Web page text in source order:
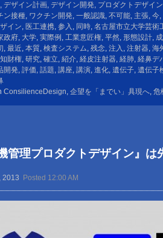
, デザイン計画, デザイン開発, プロダクトデザイン
ン接種, ワクチン開発, 一般認識, 不可能, 主張, 今,
イン, 医工連携, 参入 , 同時, 名古屋市立大学芸術
政府, 大学, 実際例 , 工業意匠権, 平然, 形態設計,
, 最近, 本質, 検査システム, 残念, 注入 , 注射器, 海
知財権, 研究, 確立, 紹介, 経皮注射器, 経肺, 経鼻デ
開発, 評価, 話題, 講座, 講演, 進化, 遺伝子, 遺伝子
ConsilienceDesign, 企望を「までい」具現へ, 危
管理プロダクトデザイン』
Posted 12:00 AM